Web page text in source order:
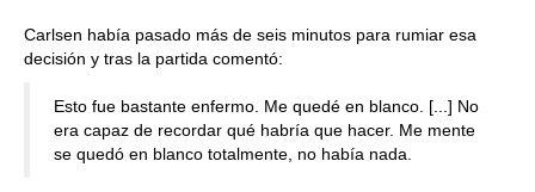
Carlsen había pasado más de seis minutos para rumiar esa
decisión y tras la partida comentó:
Esto fue bastante enfermo. Me quedé en blanco. [...] No
era capaz de recordar qué habría que hacer. Me mente
se quedó en blanco totalmente, no había nada.